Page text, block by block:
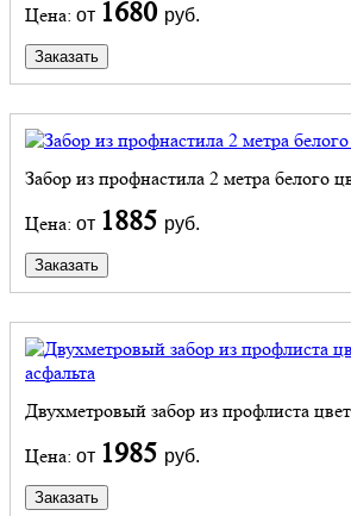
Цена: от 1680 руб.
Заказать
Забор из профнастила 2 метра белого
Цена: от 1885 руб.
Заказать
Двухметровый забор из профлиста
Цена: от 1985 руб.
Заказать